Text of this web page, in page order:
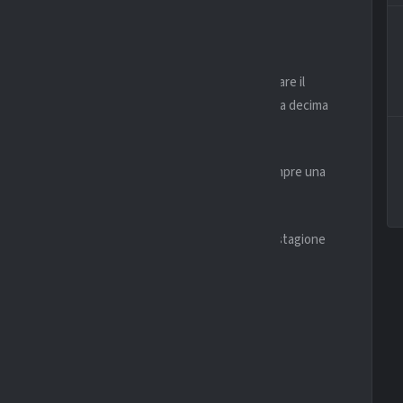
al 2000, quando furono i biancocelesti a conquistare il
, mentre i nerazzurri puntano alla decima
dominata in campionato, ma una finale resta sempre una
tutto in novanta minuti.
un trofeo che può segnare definitivamente la stagione